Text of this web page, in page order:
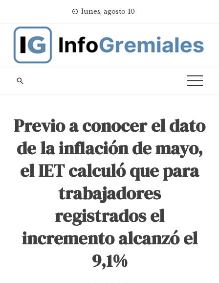
content
lunes, agosto 10
Previo a conocer el dato
de la inflación de mayo,
el IET calculó que para
trabajadores
registrados el
incremento alcanzó el
9,1%